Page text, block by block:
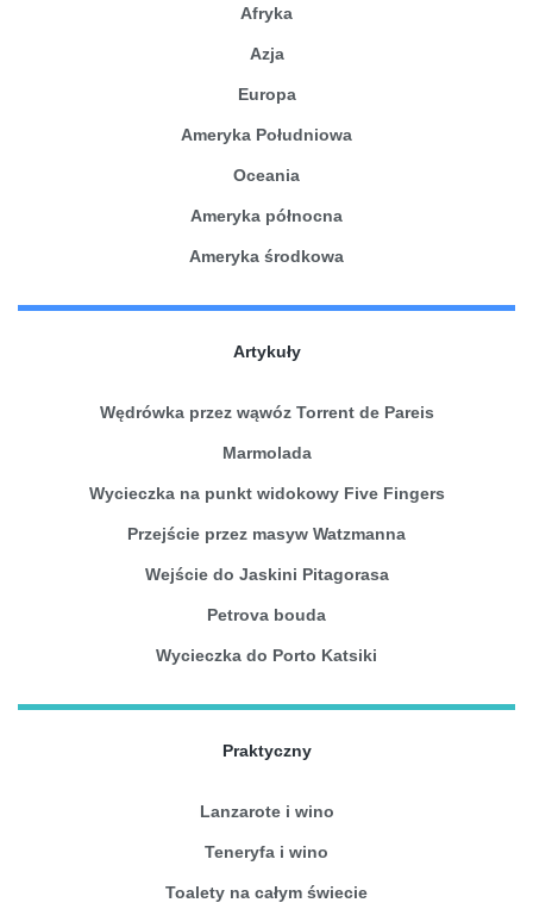
Afryka
Azja
Europa
Ameryka Południowa
Oceania
Ameryka północna
Ameryka środkowa
Artykuły
Wędrówka przez wąwóz Torrent de Pareis
Marmolada
Wycieczka na punkt widokowy Five Fingers
Przejście przez masyw Watzmanna
Wejście do Jaskini Pitagorasa
Petrova bouda
Wycieczka do Porto Katsiki
Praktyczny
Lanzarote i wino
Teneryfa i wino
Toalety na całym świecie